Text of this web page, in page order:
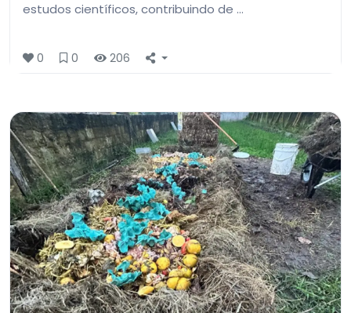
estudos científicos, contribuindo de …
0 0 206